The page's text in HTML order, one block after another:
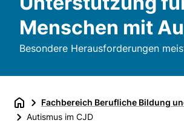
Menschen mit
Besondere Herausforderungen
Fachbereich Berufliche Bildung
Autismus im CJD